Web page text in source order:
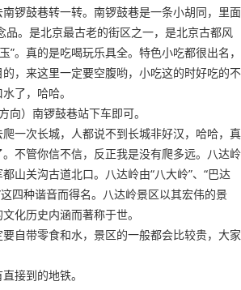
锣鼓巷转一转。南锣鼓巷是一条小胡同，里面
品。是北京最古老的街区之一，是北京古都风
”。真的是吃喝玩乐具全。特色小吃都很出名，
，来这里一定要空腹哟，小吃这的时好吃的不
了，哈哈。
向）南锣鼓巷站下车即可。
一次长城，人都说不到长城非好汉，哈哈，真
不管你信不信，反正我是没有爬多远。八达岭
山关沟古道北口。八达岭由“八大岭”、“巴达
这四种谐音而得名。八达岭景区以其宏伟的景
化历史内涵而著称于世。
自带零食和水，景区的一般都会比较贵，大家
接到的地铁。